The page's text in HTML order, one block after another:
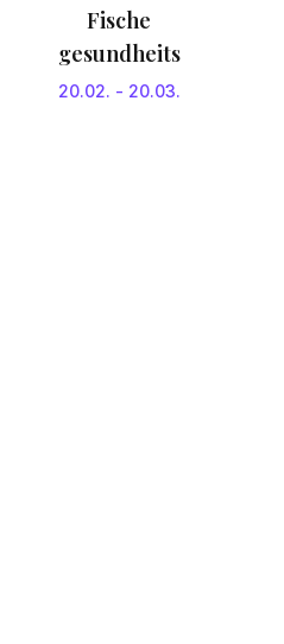
Fische
gesundheits
20.02. - 20.03.